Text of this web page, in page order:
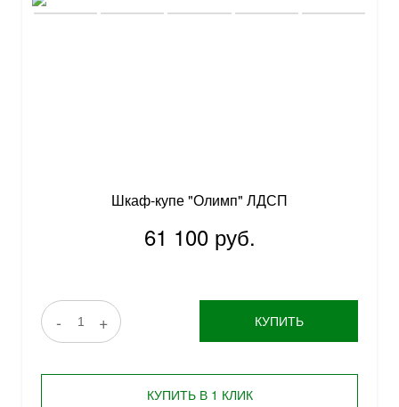
Шкаф-купе "Олимп" ЛДСП
61 100 руб.
- + КУПИТЬ
КУПИТЬ В 1 КЛИК